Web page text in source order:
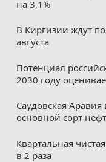
на 3,1%
В Киргизии ждут
августа
Потенциал
2030 году
Саудовская Аравия
основной сорт
Квартальная
в 2 раза